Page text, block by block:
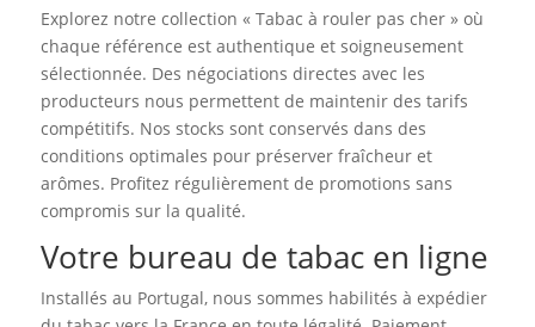
Explorez notre collection « Tabac à rouler pas cher » où
chaque référence est authentique et soigneusement
sélectionnée. Des négociations directes avec les
producteurs nous permettent de maintenir des tarifs
compétitifs. Nos stocks sont conservés dans des
conditions optimales pour préserver fraîcheur et
arômes. Profitez régulièrement de promotions sans
compromis sur la qualité.
Votre bureau de tabac en ligne
Installés au Portugal, nous sommes habilités à expédier